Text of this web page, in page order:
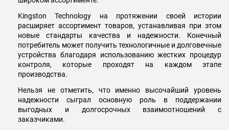
Kingston Technology на протяжении своей истории
расширяет ассортимент товаров, устанавливая при этом
новые стандарты качества и надежности. Конечный
потребитель может получить технологичные и долговечные
устройства благодаря использованию жестких процедур
контроля, которые проходят на каждом этапе
производства.
Нельзя не отметить, что именно высочайший уровень
надежности сыграл основную роль в поддержании
выгодных и долгосрочных взаимоотношений с
заказчиками.